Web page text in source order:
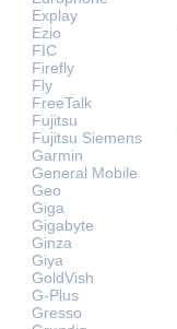
Explay
Ezio
FIC
Firefly
Fly
FreeTalk
Fujitsu
Fujitsu Siemens
Garmin
General Mobile
Geo
Giga
Gigabyte
Ginza
Giya
GoldVish
G-Plus
Gresso